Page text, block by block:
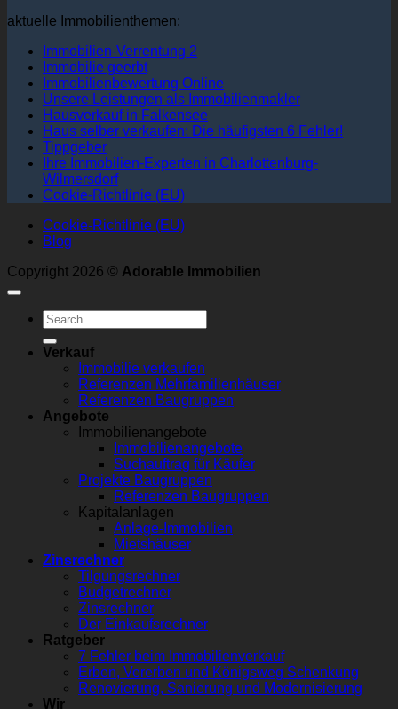
aktuelle Immobilienthemen:
Immobilien-Verrentung 2
Immobilie geerbt
Immobilienbewertung Online
Unsere Leistungen als Immobilienmakler
Hausverkauf in Falkensee
Haus selber verkaufen: Die häufigsten 6 Fehler!
Tippgeber
Ihre Immobilien-Experten in Charlottenburg-
Wilmersdorf
Cookie-Richtlinie (EU)
Cookie-Richtlinie (EU)
Blog
Copyright 2026 © Adorable Immobilien
Verkauf
Immobilie verkaufen
Referenzen Mehrfamilienhäuser
Referenzen Baugruppen
Angebote
Immobilienangebote
Immobilienangebote
Suchauftrag für Käufer
Projekte Baugruppen
Referenzen Baugruppen
Kapitalanlagen
Anlage-Immobilien
Mietshäuser
Zinsrechner
Tilgungsrechner
Budgetrechner
Zinsrechner
Der Einkaufsrechner
Ratgeber
7 Fehler beim Immobilienverkauf
Erben, Vererben und Königsweg Schenkung
Renovierung, Sanierung und Modernisierung
Wir